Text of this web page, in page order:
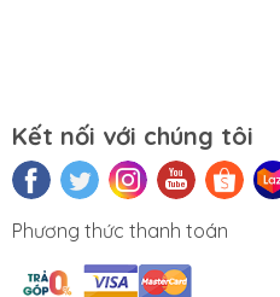
Kết nối với chúng tôi
Phương thức thanh toán